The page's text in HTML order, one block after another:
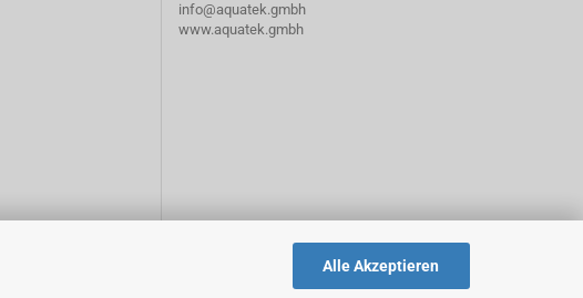
Alle Akzeptieren
info@aquatek.gmbh
www.aquatek.gmbh